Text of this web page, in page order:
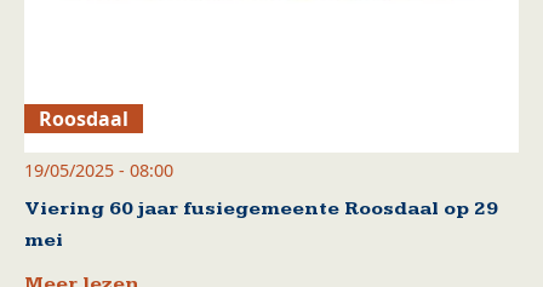
Roosdaal
19/05/2025 - 08:00
Viering 60 jaar fusiegemeente Roosdaal op 29
mei